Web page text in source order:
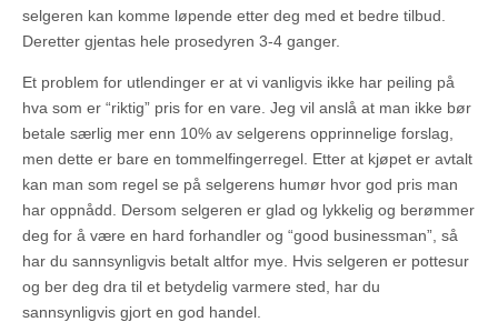
selgeren kan komme løpende etter deg med et bedre tilbud.
Deretter gjentas hele prosedyren 3-4 ganger.
Et problem for utlendinger er at vi vanligvis ikke har peiling på
hva som er “riktig” pris for en vare. Jeg vil anslå at man ikke bør
betale særlig mer enn 10% av selgerens opprinnelige forslag,
men dette er bare en tommelfingerregel. Etter at kjøpet er avtalt
kan man som regel se på selgerens humør hvor god pris man
har oppnådd. Dersom selgeren er glad og lykkelig og berømmer
deg for å være en hard forhandler og “good businessman”, så
har du sannsynligvis betalt altfor mye. Hvis selgeren er pottesur
og ber deg dra til et betydelig varmere sted, har du
sannsynligvis gjort en god handel.